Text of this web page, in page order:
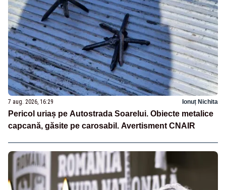
7 aug. 2026, 16:29 Ionuț Nichita
Pericol uriaș pe Autostrada Soarelui. Obiecte metalice
capcană, găsite pe carosabil. Avertisment CNAIR